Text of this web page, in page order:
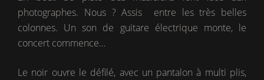
photographes. Nous ? Assis entre les très belles
colonnes. Un son de guitare électrique monte, le
concert commence…
Le noir ouvre le défilé, avec un pantalon à multi plis,